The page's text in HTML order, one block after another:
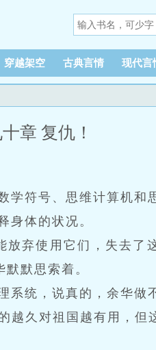
穿越架空 古典言情 现代言
章 复仇！
符号、思维计算机和
身体的状况。
弃使用它们，失去了
默思索着。
系统，说真的，余华做
越久对祖国越有用，但